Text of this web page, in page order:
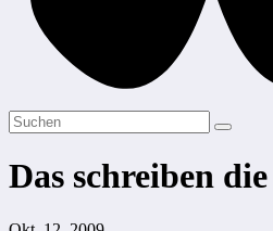
Das schreiben